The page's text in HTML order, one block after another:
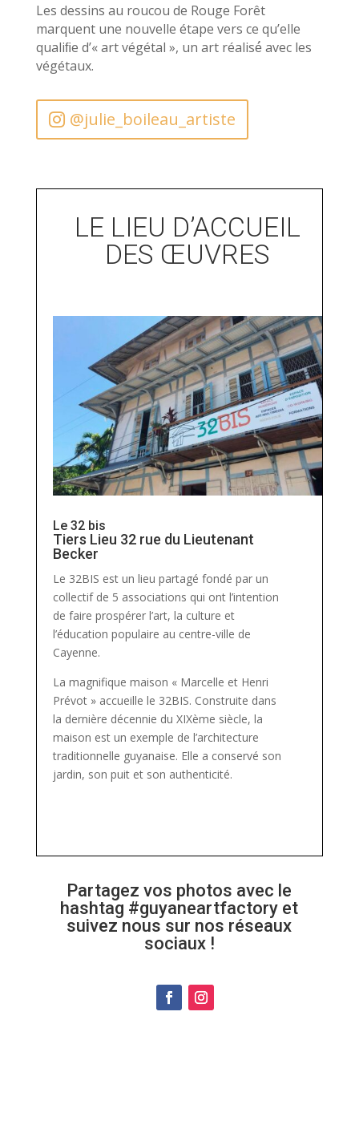
Les dessins au roucou de Rouge Forêt
marquent une nouvelle étape vers ce qu’elle
qualiﬁe d’« art végétal », un art réalisé́ avec les
végétaux.
@julie_boileau_artiste
LE LIEU D’ACCUEIL
DES ŒUVRES
Le 32 bis
Tiers Lieu 32 rue du Lieutenant
Becker
Le 32BIS est un lieu partagé fondé par un
collectif de 5 associations qui ont l’intention
de faire prospérer l’art, la culture et
l’éducation populaire au centre-ville de
Cayenne.
La magnifique maison « Marcelle et Henri
Prévot » accueille le 32BIS. Construite dans
la dernière décennie du XIXème siècle, la
maison est un exemple de l’architecture
traditionnelle guyanaise. Elle a conservé son
jardin, son puit et son authenticité.
Partagez vos photos avec le
hashtag #guyaneartfactory et
suivez nous sur nos réseaux
sociaux !